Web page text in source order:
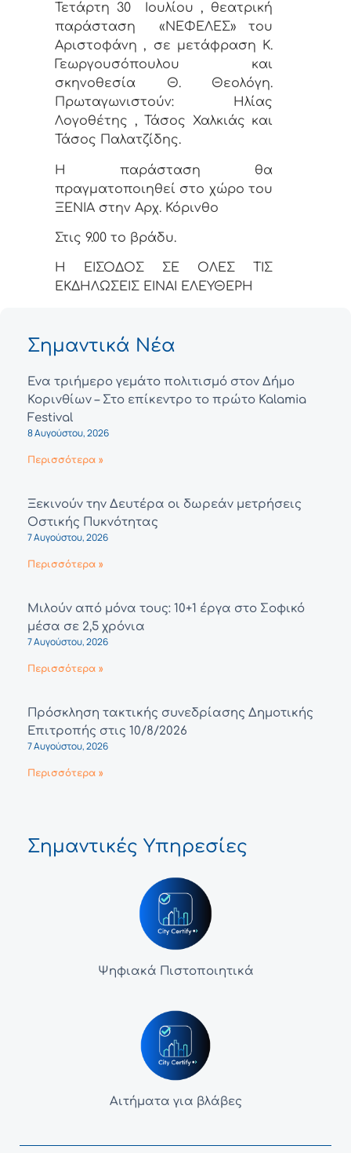
Τετάρτη 30
Ιουλίου , θεατρική
παράσταση
«ΝΕΦΕΛΕΣ» του
Αριστοφάνη , σε μετάφραση Κ.
Γεωργουσόπουλου και
σκηνοθεσία Θ. Θεολόγη.
Πρωταγωνιστούν: Ηλίας
Λογοθέτης , Τάσος Χαλκιάς και
Τάσος Παλατζίδης.
Η παράσταση θα
πραγματοποιηθεί στο χώρο του
ΞΕΝΙΑ στην Αρχ. Κόρινθο
Στις 9.00 το βράδυ.
Η ΕΙΣΟΔΟΣ ΣΕ ΟΛΕΣ ΤΙΣ
ΕΚΔΗΛΩΣΕΙΣ ΕΙΝΑΙ ΕΛΕΥΘΕΡΗ
Σημαντικά Νέα
Ένα τριήμερο γεμάτο πολιτισμό στον Δήμο
Κορινθίων – Στο επίκεντρο το πρώτο Kalamia
Festival
8 Αυγούστου, 2026
Περισσότερα »
Ξεκινούν την Δευτέρα οι δωρεάν μετρήσεις
Οστικής Πυκνότητας
7 Αυγούστου, 2026
Περισσότερα »
Μιλούν από μόνα τους: 10+1 έργα στο Σοφικό
μέσα σε 2,5 χρόνια
7 Αυγούστου, 2026
Περισσότερα »
Πρόσκληση τακτικής συνεδρίασης Δημοτικής
Επιτροπής στις 10/8/2026
7 Αυγούστου, 2026
Περισσότερα »
Σημαντικές Υπηρεσίες
Ψηφιακά Πιστοποιητικά
Αιτήματα για βλάβες